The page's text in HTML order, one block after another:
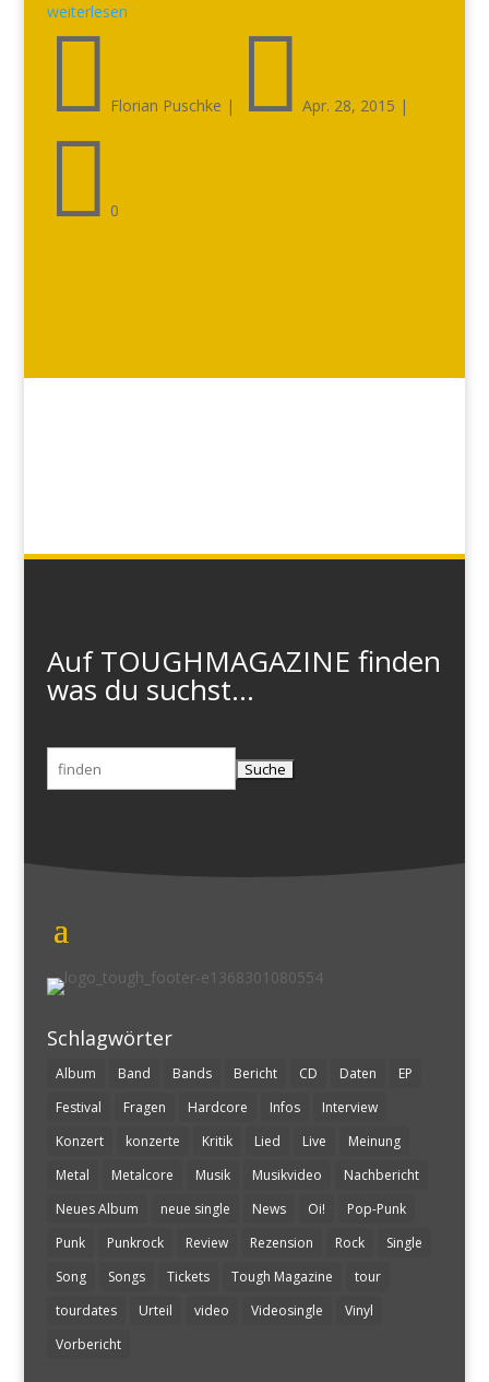
weiterlesen
 Florian Puschke |  Apr. 28, 2015 |
 0
Auf TOUGHMAGAZINE finden
was du suchst...
Suchen
nach:
Schlagwörter
Album Band Bands Bericht CD Daten
EP
Festival
Fragen Hardcore Infos
Interview
Konzert
konzerte Kritik Lied Live
Meinung
Metal
Metalcore Musik Musikvideo
Nachbericht
Neues Album
neue single News Oi!
Pop-Punk
Punk
Punkrock Review Rezension Rock
Single
Song
Songs Tickets Tough Magazine
tour
tourdates
Urteil video Videosingle
Vinyl
Vorbericht